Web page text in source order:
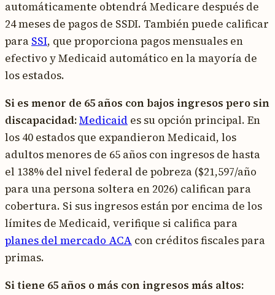
automáticamente obtendrá Medicare después de
24 meses de pagos de SSDI. También puede calificar
para SSI, que proporciona pagos mensuales en
efectivo y Medicaid automático en la mayoría de
los estados.
Si es menor de 65 años con bajos ingresos pero sin
discapacidad:Medicaid es su opción principal. En
los 40 estados que expandieron Medicaid, los
adultos menores de 65 años con ingresos de hasta
el 138% del nivel federal de pobreza ($21,597/año
para una persona soltera en 2026) califican para
cobertura. Si sus ingresos están por encima de los
límites de Medicaid, verifique si califica para
planes del mercado ACA con créditos fiscales para
primas.
Si tiene 65 años o más con ingresos más altos: